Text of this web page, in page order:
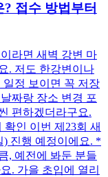
접수 방법부터
라면 새벽 강변 마
. 저도 한강변이나
정 보이면 꼭 저장
짜랑 장소 변경 포
편하겠더라구요.
확인 이번 제23회 새
) 진행 예정이에요. *
, 예전에 봐둔 분들
. 가을 초입에 열리